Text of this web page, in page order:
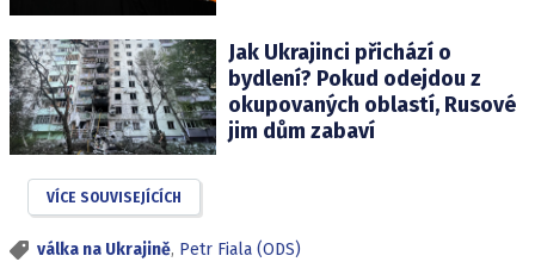
Jak Ukrajinci přichází o
bydlení? Pokud odejdou z
okupovaných oblastí, Rusové
jim dům zabaví
VÍCE SOUVISEJÍCÍCH
válka na Ukrajině, Petr Fiala (ODS)